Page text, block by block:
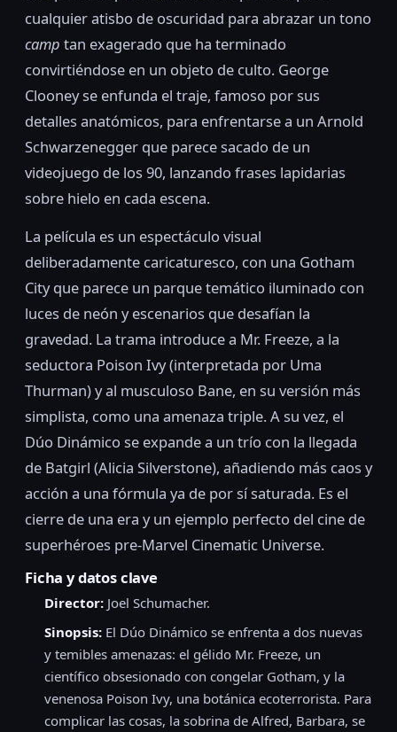
cualquier atisbo de oscuridad para abrazar un tono
camp tan exagerado que ha terminado
convirtiéndose en un objeto de culto. George
Clooney se enfunda el traje, famoso por sus
detalles anatómicos, para enfrentarse a un Arnold
Schwarzenegger que parece sacado de un
videojuego de los 90, lanzando frases lapidarias
sobre hielo en cada escena.
La película es un espectáculo visual
deliberadamente caricaturesco, con una Gotham
City que parece un parque temático iluminado con
luces de neón y escenarios que desafían la
gravedad. La trama introduce a Mr. Freeze, a la
seductora Poison Ivy (interpretada por Uma
Thurman) y al musculoso Bane, en su versión más
simplista, como una amenaza triple. A su vez, el
Dúo Dinámico se expande a un trío con la llegada
de Batgirl (Alicia Silverstone), añadiendo más caos y
acción a una fórmula ya de por sí saturada. Es el
cierre de una era y un ejemplo perfecto del cine de
superhéroes pre-Marvel Cinematic Universe.
Ficha y datos clave
Director: Joel Schumacher.
Sinopsis: El Dúo Dinámico se enfrenta a dos nuevas
y temibles amenazas: el gélido Mr. Freeze, un
científico obsesionado con congelar Gotham, y la
venenosa Poison Ivy, una botánica ecoterrorista. Para
complicar las cosas, la sobrina de Alfred, Barbara, se